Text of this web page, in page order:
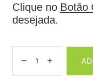
Clique no Botão
desejada.